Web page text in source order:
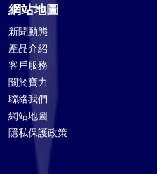
網站地圖
新聞動態
產品介紹
客戶服務
關於寶力
聯絡我們
網站地圖
隱私保護政策